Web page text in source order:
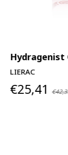
Hydragenist
LIERAC
€25,41 €42,35